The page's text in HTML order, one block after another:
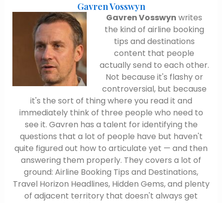
Gavren Vosswyn
Gavren Vosswyn writes
the kind of airline booking
tips and destinations
content that people
actually send to each other.
Not because it's flashy or
controversial, but because
it's the sort of thing where you read it and
immediately think of three people who need to
see it. Gavren has a talent for identifying the
questions that a lot of people have but haven't
quite figured out how to articulate yet — and then
answering them properly. They covers a lot of
ground: Airline Booking Tips and Destinations,
Travel Horizon Headlines, Hidden Gems, and plenty
of adjacent territory that doesn't always get